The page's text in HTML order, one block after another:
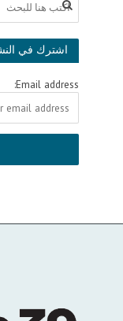
اشترك في
Email address: